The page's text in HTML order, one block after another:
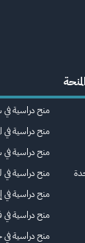
منح دراسية في
منح دراسية في
منح دراسية في
منح دراسية في
منح دراسية في
منح دراسية في
منح دراسية في